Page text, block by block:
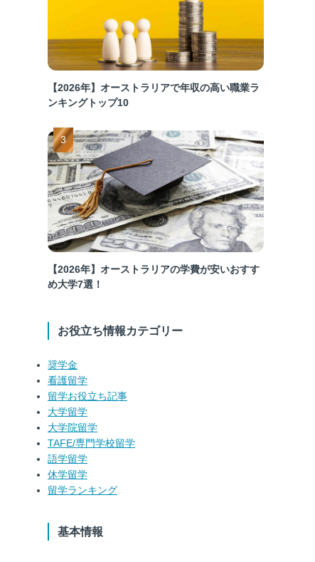
【2026年】オーストラリアで年収の高い職業ラ
ンキングトップ10
【2026年】オーストラリアの学費が安いおすす
め大学7選！
お役立ち情報カテゴリー
奨学金
看護留学
留学お役立ち記事
大学留学
大学院留学
TAFE/専門学校留学
語学留学
休学留学
留学ランキング
基本情報